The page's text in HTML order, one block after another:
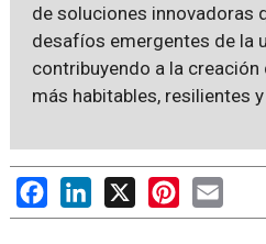
de soluciones innovadoras
desafíos emergentes de la
contribuyendo a la
más habitables, resilientes
FacebookLinkedIn
X PinterestEmail